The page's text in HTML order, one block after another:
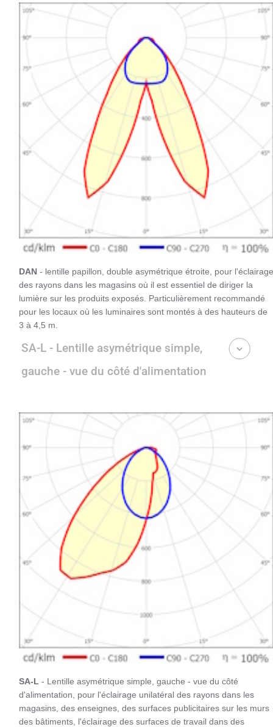
DAN - lentille papillon, double asymétrique étroite, pour l'éclairage
des rayons dans les magasins où il est essentiel de diriger la
lumière sur les produits exposés. Particulièrement recommandé
pour les locaux où les luminaires sont montés à des hauteurs de
3 à 4,5 m.
SA-L - Lentille asymétrique simple,
gauche - vue du côté d'alimentation
SA-L - Lentille asymétrique simple, gauche - vue du côté
d'alimentation, pour l'éclairage unilatéral des rayons dans les
magasins, des enseignes, des surfaces publicitaires sur les murs
des bâtiments, l'éclairage des surfaces de travail dans des